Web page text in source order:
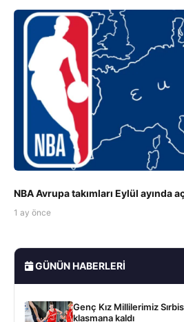
NBA Avrupa takımları Eylül ayında
1 ay önce
GÜNÜN HABERLERI
Genç Kız Millilerimiz
klasmana kaldı